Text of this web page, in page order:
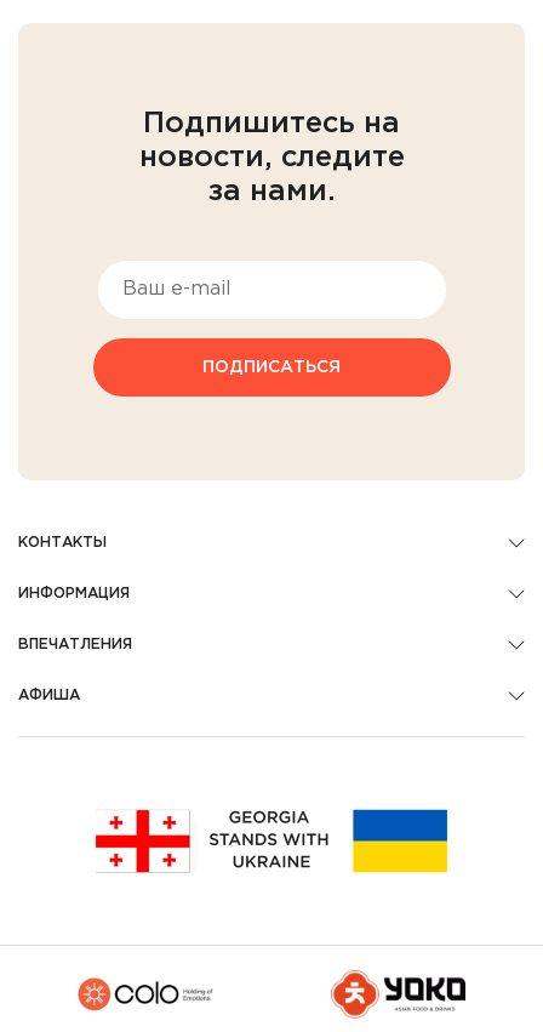
Подпишитесь на
новости, следите
за нами.
ПОДПИСАТЬСЯ
КОНТАКТЫ
ИНФОРМАЦИЯ
ВПЕЧАТЛЕНИЯ
АФИША